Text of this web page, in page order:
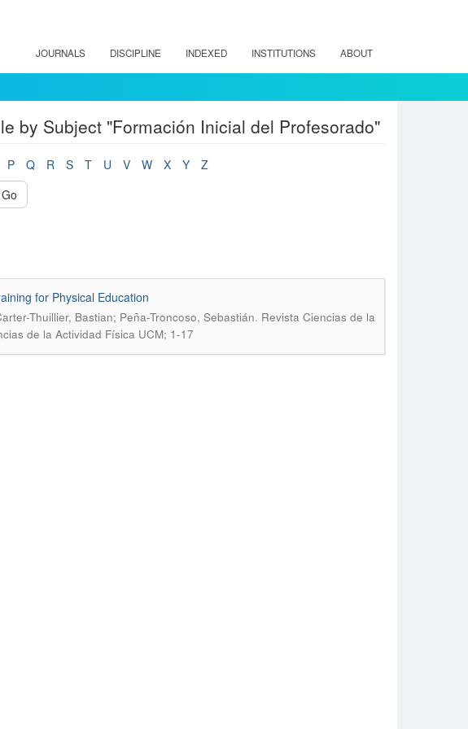
JOURNALS DISCIPLINE INDEXED INSTITUTIONS ABOUT
by Subject "Formación Inicial del Profesorado"
P Q R S T U V W X Y
Z
Go
for Physical Education
Thuillier, Bastian; Peña-Troncoso, Sebastián. Revista Ciencias de la
de la Actividad Física UCM; 1-17